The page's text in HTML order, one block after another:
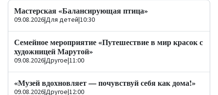
Мастерская «Балансирующая птица»
09.08.2026|Для детей|10:30
Семейное мероприятие «Путешествие в мир красок с
художницей Марутой»
09.08.2026|Другое|11:00
«Музей вдохновляет — почувствуй себя как дома!»
09.08.2026|Другое|12:00